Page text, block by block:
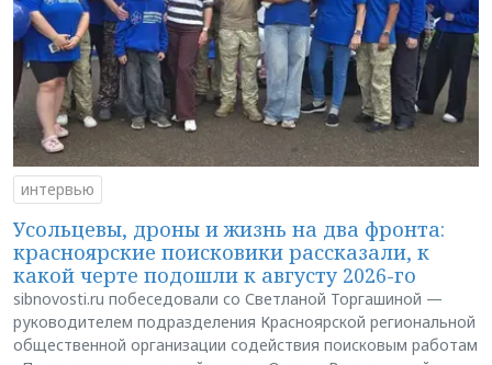
интервью
Усольцевы, дроны и жизнь на два фронта:
красноярские поисковики рассказали, к
какой черте подошли к августу 2026-го
sibnovosti.ru побеседовали со Светланой Торгашиной —
руководителем подразделения Красноярской региональной
общественной организации содействия поисковым работам